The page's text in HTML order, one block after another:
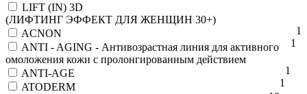
LIFT (IN) 3D
(ЛИФТИНГ ЭФФЕКТ ДЛЯ ЖЕНЩИН 30+)
1
ACNON
1
ANTI - AGING - Антивозрастная линия для активного
омоложения кожи с пролонгированным действием
1
ANTI-AGE
1
ATODERM